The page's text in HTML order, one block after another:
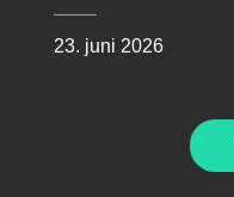
23. juni 2026